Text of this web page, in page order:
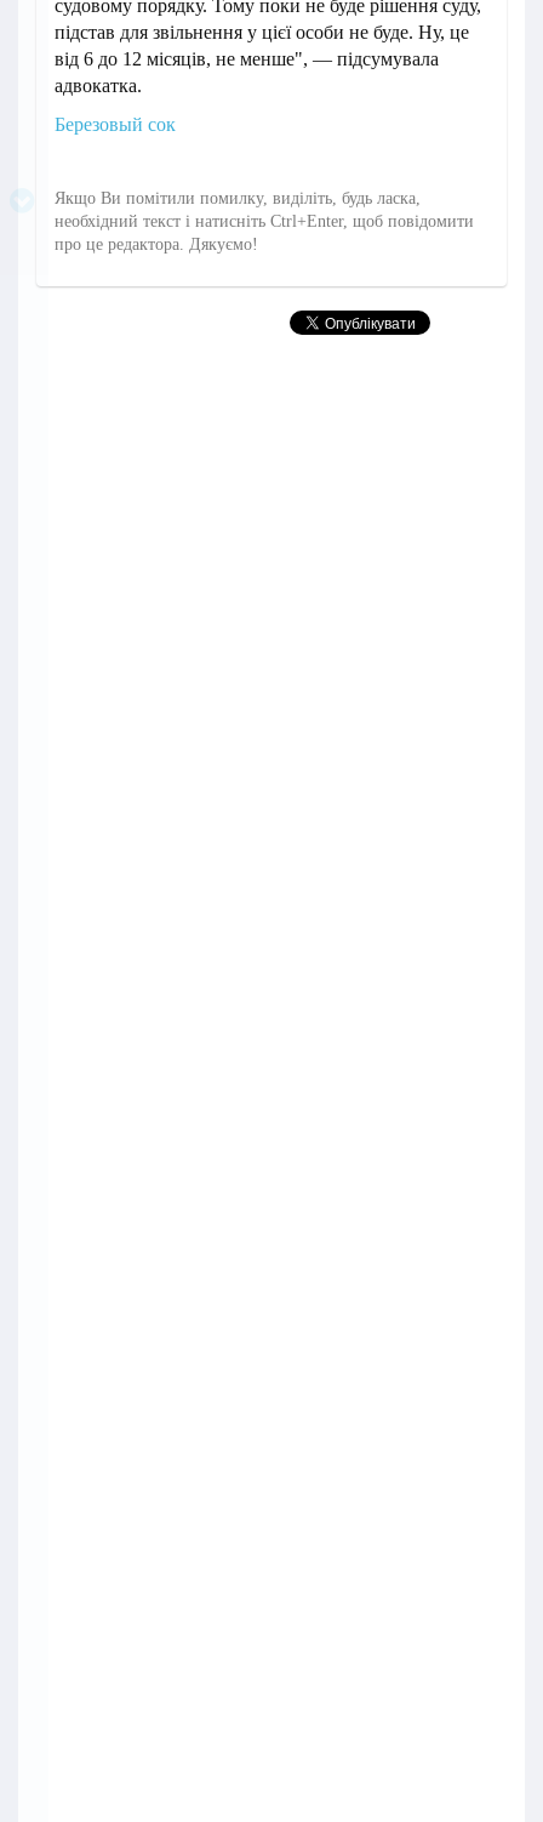
судовому порядку. Тому поки не буде рішення суду,
підстав для звільнення у цієї особи не буде. Ну, це
від 6 до 12 місяців, не менше", — підсумувала
адвокатка.
Березовый сок
Якщо Ви помітили помилку, виділіть, будь ласка,
необхідний текст і натисніть Ctrl+Enter, щоб повідомити
про це редактора. Дякуємо!